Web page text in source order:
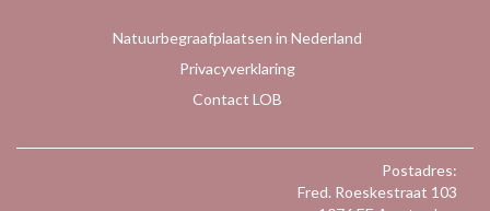
Natuurbegraafplaatsen in Nederland
Privacyverklaring
Contact LOB
Postadres:
Fred. Roeskestraat 103